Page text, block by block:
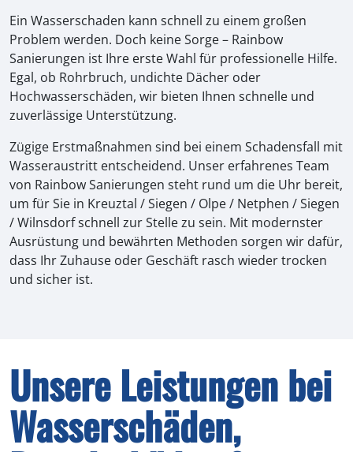
Ein Wasserschaden kann schnell zu einem großen
Problem werden. Doch keine Sorge – Rainbow
Sanierungen ist Ihre erste Wahl für professionelle Hilfe.
Egal, ob Rohrbruch, undichte Dächer oder
Hochwasserschäden, wir bieten Ihnen schnelle und
zuverlässige Unterstützung.
Zügige Erstmaßnahmen sind bei einem Schadensfall mit
Wasseraustritt entscheidend. Unser erfahrenes Team
von Rainbow Sanierungen steht rund um die Uhr bereit,
um für Sie in Kreuztal / Siegen / Olpe / Netphen / Siegen
/ Wilnsdorf schnell zur Stelle zu sein. Mit modernster
Ausrüstung und bewährten Methoden sorgen wir dafür,
dass Ihr Zuhause oder Geschäft rasch wieder trocken
und sicher ist.
Unsere Leistungen bei
Wasserschäden,